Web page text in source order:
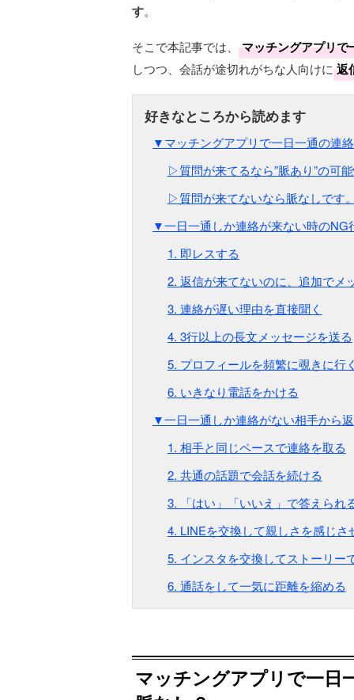
す。
そこで本記事では、 マッチングアプリで
しつつ、会話が途切れがちな人向けに 返
▼マッチングアプリで一日一通の連
▷質問が来てるなら”脈あり”の可
▷質問が来てないなら脈なしです
▼一日一通しか連絡が来ない時のNG
1. 即レスする
2. 返信が来てないのに、追加でメ
3. 連絡が遅い理由を直接聞く
4. 3行以上の長文メッセージを送る
5. プロフィールを頻繁に覗きに行
6. いきなり電話をかける
▼一日一通しか連絡がない相手から
1. 相手と同じペースで連絡を取る
2. 共通の話題で会話を続ける
3. 「はい」「いいえ」で答えられ
4. LINEを交換して親しさを感じさ
5. インスタを交換してストーリー
6. 通話をして一気に距離を縮める
マッチングアプリで一日